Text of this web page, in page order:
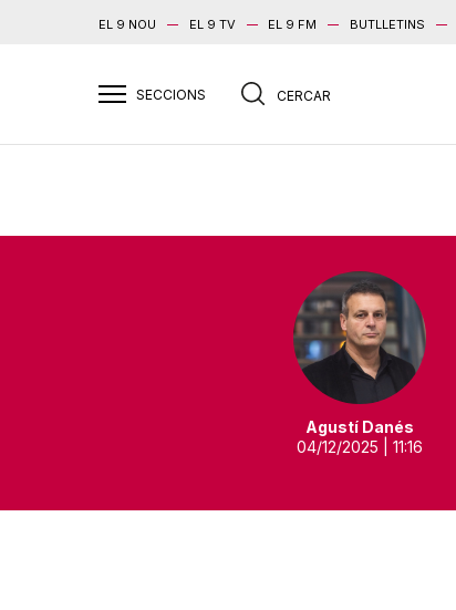
EL 9 NOU EL 9 TV EL 9 FM BUTLLETINS
Agustí Danés
04/12/2025 | 11:16